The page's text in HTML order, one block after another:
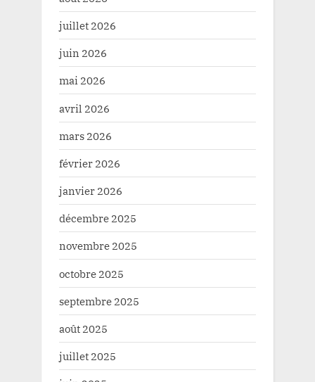
juillet 2026
juin 2026
mai 2026
avril 2026
mars 2026
février 2026
janvier 2026
décembre 2025
novembre 2025
octobre 2025
septembre 2025
août 2025
juillet 2025